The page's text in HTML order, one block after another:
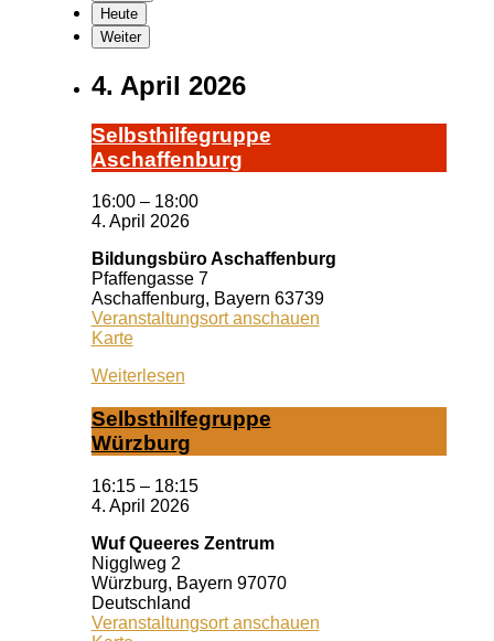
Heute
Weiter
4. April 2026
Selbst­hil­fe­grup­pe
A­schaf­fen­burg
16:00 – 18:00
4. April 2026
Bildungsbüro Aschaffenburg
Pfaffengasse 7
Aschaffenburg, Bayern 63739
Veranstaltungsort anschauen
KarteBildungsbüro
Weiterlesen
Selbst­hil­fe­grup­pe
Würz­burg
16:15 – 18:15
4. April 2026
Wuf Queeres Zentrum
Nigglweg 2
Würzburg, Bayern 97070
Deutschland
Veranstaltungsort anschauen